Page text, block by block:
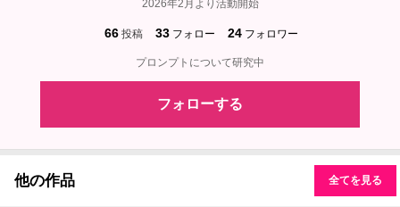
2026年2月より活動開始
66 投稿 33 フォロー 24 フォロワー
プロンプトについて研究中
フォローする
他の作品 全てを見る